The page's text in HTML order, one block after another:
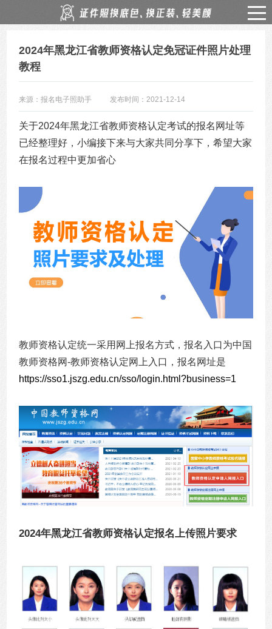
2024年黑龙江省教师资格认定免冠证件照片处理
教程
来源：报名电子照助手 发布时间：2021-12-14
关于2024年黑龙江省教师资格认定考试的报名网址等
已经整理好，小编接下来与大家共同分享下，希望大家
在报名过程中更加省心
教师资格认定统一采用网上报名方式，报名入口为中国
教师资格网-教师资格认定网上入口，报名网址是
https://sso1.jszg.edu.cn/sso/login.html?business=1
2024年黑龙江省教师资格认定报名上传照片要求